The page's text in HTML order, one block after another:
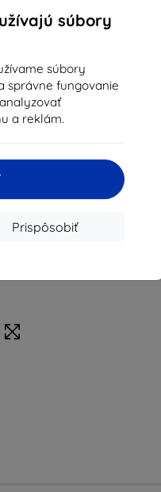
súbory
súbory
správne fungovanie
a reklám.
Prispôsobiť